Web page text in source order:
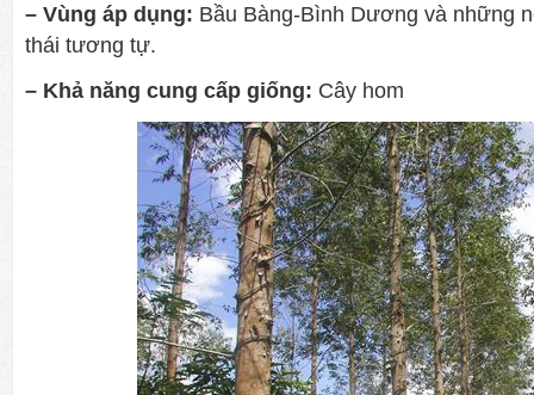
– Vùng áp dụng: Bầu Bàng-Bình Dương và những
thái tương tự.
– Khả năng cung cấp giống: Cây hom